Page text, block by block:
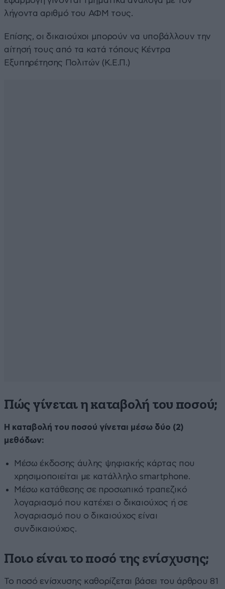
λήγοντα αριθμό του ΑΦΜ τους.
Επίσης, οι δικαιούχοι μπορούν να υποβάλλουν την
αίτησή τους από τα κατά τόπους Κέντρα
Εξυπηρέτησης Πολιτών (Κ.Ε.Π.)
Πώς γίνεται η καταβολή του ποσού;
H καταβολή του ποσού γίνεται μέσω δύο (2)
μεθόδων:
Μέσω έκδοσης άυλης ψηφιακής κάρτας που
χρησιμοποιείται με κατάλληλο smartphone.
Μέσω κατάθεσης σε προσωπικό τραπεζικό
λογαριασμό που κατέχει ο δικαιούχος ή σε
λογαριασμό που ο δικαιούχος είναι
συνδικαιούχος.
Ποιο είναι το ποσό της ενίσχυσης;
Το ποσό ενίσχυσης καθορίζεται βάσει του άρθρου 81